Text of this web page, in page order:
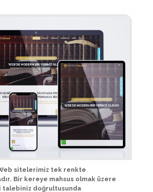
sitelerimiz tek renkte
Bir kereye mahsus olmak üzere
talebiniz doğrultusunda